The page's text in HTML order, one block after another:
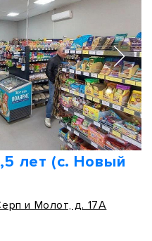
лет (с. Новый
и Молот, д. 17А